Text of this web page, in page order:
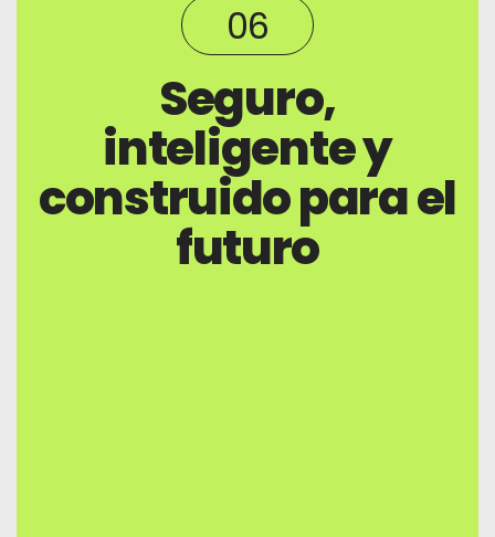
06
Seguro,
inteligente y
construido para el
futuro